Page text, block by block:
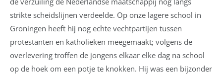
strikte scheidslijnen verdeelde. Op onze lagere school in
Groningen heeft hij nog echte vechtpartijen tussen
protestanten en katholieken meegemaakt; volgens de
overlevering troffen de jongens elkaar elke dag na school
op de hoek om een potje te knokken. Hij was een bijzonder